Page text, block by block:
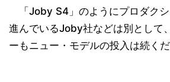
「Joby S4」のようにプロダクシ
進んでいるJoby社などは別として
ーもニュー・モデルの投入は続くだ